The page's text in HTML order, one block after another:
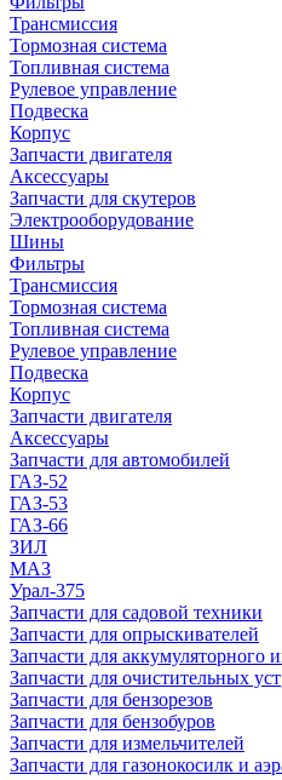
Трансмиссия
Тормозная система
Топливная система
Рулевое управление
Подвеска
Корпус
Запчасти двигателя
Аксессуары
Запчасти для скутеров
Электрооборудование
Шины
Фильтры
Трансмиссия
Тормозная система
Топливная система
Рулевое управление
Подвеска
Корпус
Запчасти двигателя
Аксессуары
Запчасти для автомобилей
ГАЗ-52
ГАЗ-53
ГАЗ-66
ЗИЛ
МАЗ
Урал-375
Запчасти для садовой техники
Запчасти для опрыскивателей
Запчасти для аккумуляторного
Запчасти для очистительных
Запчасти для бензорезов
Запчасти для бензобуров
Запчасти для измельчителей
Запчасти для газонокосилк и